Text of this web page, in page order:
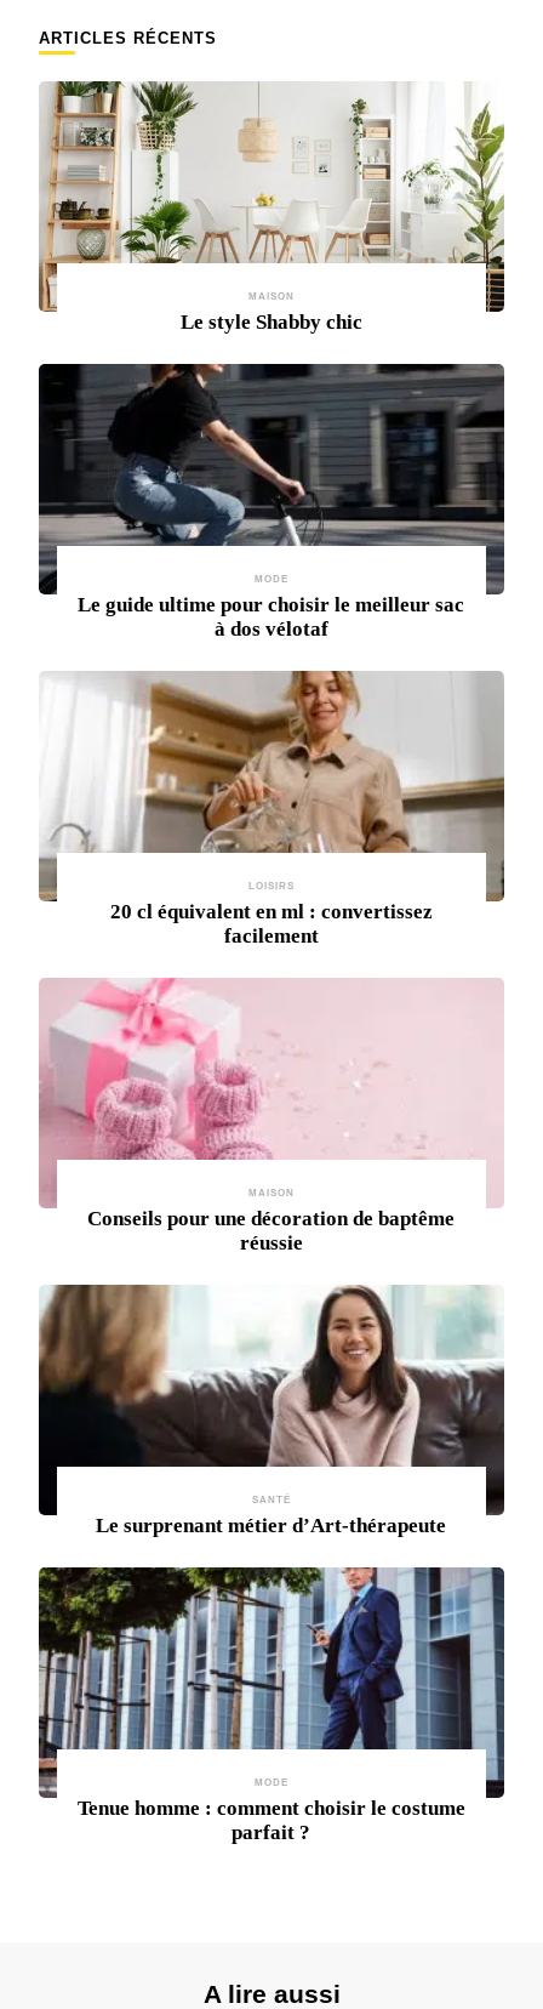
ARTICLES RÉCENTS
MAISON
Le style Shabby chic
MODE
Le guide ultime pour choisir le meilleur sac
à dos vélotaf
LOISIRS
20 cl équivalent en ml : convertissez
facilement
MAISON
Conseils pour une décoration de baptême
réussie
SANTÉ
Le surprenant métier d’Art-thérapeute
MODE
Tenue homme : comment choisir le costume
parfait ?
A lire aussi